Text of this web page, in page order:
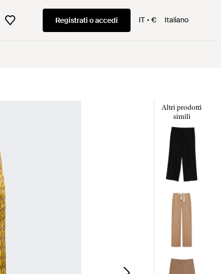
Registrati o accedi IT € Italiano
Altri prodotti
simili